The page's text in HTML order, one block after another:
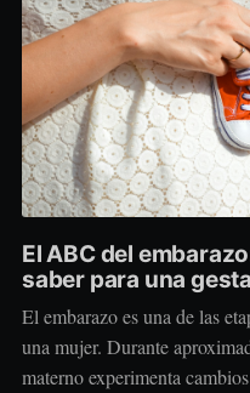
El ABC del
saber para una
El embarazo es una de las
una mujer. Durante
materno experimenta